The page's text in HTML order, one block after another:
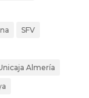
SFV
Almería